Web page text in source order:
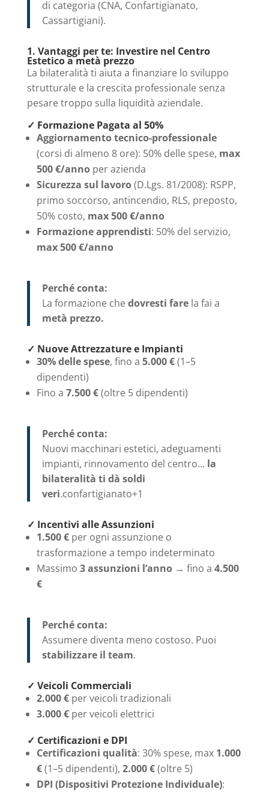
di categoria (CNA, Confartigianato,
Cassartigiani).
1. Vantaggi per te: Investire nel Centro
Estetico a metà prezzo
La bilateralità ti aiuta a finanziare lo sviluppo
strutturale e la crescita professionale senza
pesare troppo sulla liquidità aziendale.
✓ Formazione Pagata al 50%
Aggiornamento tecnico-professionale
(corsi di almeno 8 ore): 50% delle spese, max
500 €/annoper azienda
Sicurezza sul lavoro(D.Lgs. 81/2008): RSPP,
primo soccorso, antincendio, RLS, preposto,
50% costo, max 500 €/anno
Formazione apprendisti: 50% del servizio,
max 500 €/anno
Perché conta:
La formazione chedovresti farela fai a
metà prezzo.
✓ Nuove Attrezzature e Impianti
30% delle spese, fino a 5.000 €(1–5
dipendenti)
Fino a 7.500 €(oltre 5 dipendenti)
Perché conta:
Nuovi macchinari estetici, adeguamenti
impianti, rinnovamento del centro… la
bilateralità ti dà soldi
veri.confartigianato+1
✓ Incentivi alle Assunzioni
1.500 €per ogni assunzione o
trasformazione a tempo indeterminato
Massimo 3 assunzioni l’anno→ fino a 4.500
€
Perché conta:
Assumere diventa meno costoso. Puoi
stabilizzare il team.
✓ Veicoli Commerciali
2.000 €per veicoli tradizionali
3.000 €per veicoli elettrici
✓ Certificazioni e DPI
Certificazioni qualità: 30% spese, max 1.000
€(1–5 dipendenti), 2.000 €(oltre 5)
DPI (Dispositivi Protezione Individuale):